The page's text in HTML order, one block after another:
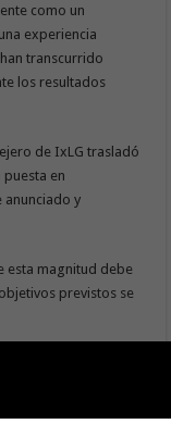
como un
experiencia
transcurrido
los resultados
de IxLG trasladó
en
anunciado y
esta magnitud debe
previstos se
al millón de
a la mejora